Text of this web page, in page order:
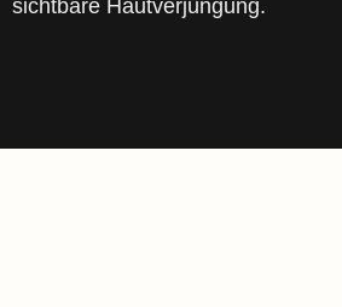
sichtbare Hautverjüngung.